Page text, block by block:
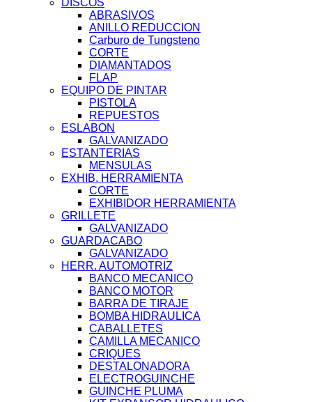
DISCOS
ABRASIVOS
ANILLO REDUCCION
Carburo de Tungsteno
CORTE
DIAMANTADOS
FLAP
EQUIPO DE PINTAR
PISTOLA
REPUESTOS
ESLABON
GALVANIZADO
ESTANTERIAS
MENSULAS
EXHIB. HERRAMIENTA
CORTE
EXHIBIDOR HERRAMIENTA
GRILLETE
GALVANIZADO
GUARDACABO
GALVANIZADO
HERR. AUTOMOTRIZ
BANCO MECANICO
BANCO MOTOR
BARRA DE TIRAJE
BOMBA HIDRAULICA
CABALLETES
CAMILLA MECANICO
CRIQUES
DESTALONADORA
ELECTROGUINCHE
GUINCHE PLUMA